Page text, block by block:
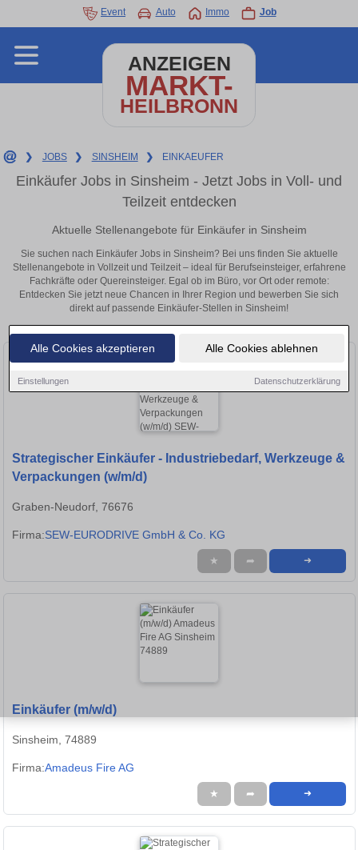
Alle Cookies akzeptieren Alle Cookies ablehnen
Einstellungen Datenschutzerklärung
Event Auto Immo Job
ANZEIGEN
MARKT-
HEILBRONN
❯ JOBS ❯ SINSHEIM ❯ EINKAEUFER
Einkäufer Jobs in Sinsheim - Jetzt Jobs in Voll- und
Teilzeit entdecken
Aktuelle Stellenangebote für Einkäufer in Sinsheim
Sie suchen nach Einkäufer Jobs in Sinsheim? Bei uns finden Sie aktuelle
Stellenangebote in Vollzeit und Teilzeit – ideal für Berufseinsteiger, erfahrene
Fachkräfte oder Quereinsteiger. Egal ob im Büro, vor Ort oder remote:
Entdecken Sie jetzt neue Chancen in Ihrer Region und bewerben Sie sich
direkt auf passende Einkäufer-Stellen in Sinsheim!
Strategischer Einkäufer - Industriebedarf, Werkzeuge &
Verpackungen (w/m/d)
Graben-Neudorf, 76676
Firma:SEW-EURODRIVE GmbH & Co. KG
★ ➦ ➜
Einkäufer (m/w/d)
Sinsheim, 74889
Firma:Amadeus Fire AG
★ ➦ ➜